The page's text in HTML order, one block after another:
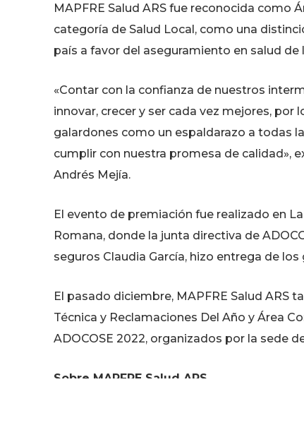
MAPFRE Salud ARS fue reconocida como
categoría de Salud Local, como una
país a favor del aseguramiento en salud de
«Contar con la confianza de nuestros
innovar, crecer y ser cada vez mejores,
galardones como un espaldarazo a todas
cumplir con nuestra promesa de calidad»,
Andrés Mejía.
El evento de premiación fue realizado en
Romana, donde la junta directiva de
seguros Claudia García, hizo entrega de
El pasado diciembre, MAPFRE Salud ARS
Técnica y Reclamaciones Del Año y Área
ADOCOSE 2022, organizados por la sede
Sobre MAPFRE Salud ARS